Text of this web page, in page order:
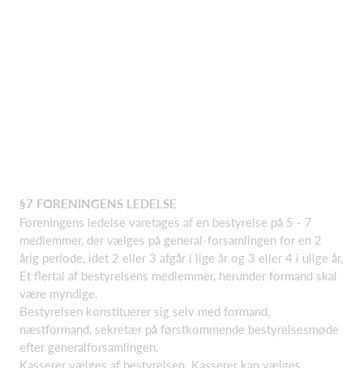
§7 FORENINGENS LEDELSE
Foreningens ledelse varetages af en bestyrelse på 5 - 7
medlemmer, der vælges på general-forsamlingen for en 2
årig periode, idet 2 eller 3 afgår i lige år og 3 eller 4 i ulige år.
Et flertal af bestyrelsens medlemmer, herunder formand skal
være myndige.
Bestyrelsen konstituerer sig selv med formand,
næstformand, sekretær på førstkommende bestyrelsesmøde
efter generalforsamlingen.
Kasserer vælges af bestyrelsen. Kasserer kan vælges